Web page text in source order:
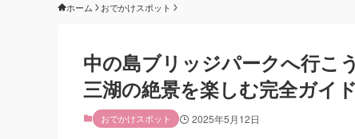
ホーム おでかけスポット
中の島ブリッジパークへ行こ
三湖の絶景を楽しむ完全ガイド
おでかけスポット 2025年5月12日